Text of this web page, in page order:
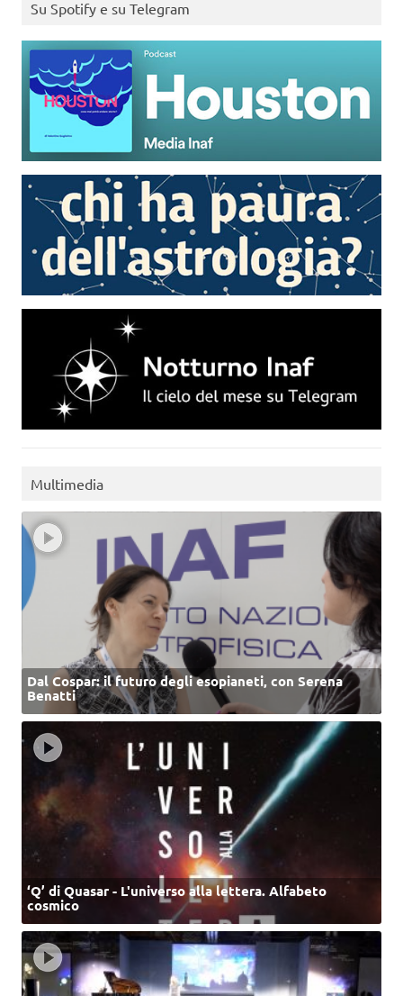
Su Spotify e su Telegram
Multimedia
Dal Cospar: il futuro degli esopianeti, con Serena
Benatti
‘Q’ di Quasar - L'universo alla lettera. Alfabeto
cosmico